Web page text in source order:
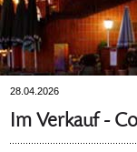
28.04.2026
Im Verkauf -